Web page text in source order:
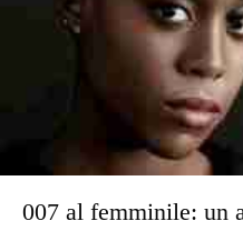
007 al femminile: un